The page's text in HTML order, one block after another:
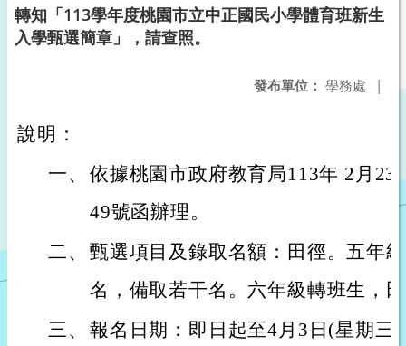
轉知「113學年度桃園市立中正國民小學體育班新生
入學甄選簡章」，請查照。
發布單位： 學務處 |
說明：
一、 依據桃園市政府教育局113年 2月23
49號函辦理。
二、 甄選項目及錄取名額：田徑。五年
名，備取若干名。六年級轉班生，
三、 報名日期：即日起至4月3日(星期三